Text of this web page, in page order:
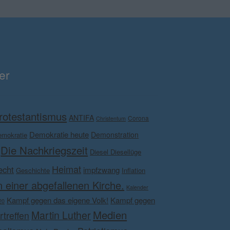
ANTIFA Christentum Corona
Demokratie heute Demonstration
Die Nachkriegszeit Diesel Diesellüge
Geschichte Heimat impfzwang Inflation
abgefallenen Kirche. Kalender
Kampf gegen das eigene Volk! Kampf gegen
Martin Luther Medien